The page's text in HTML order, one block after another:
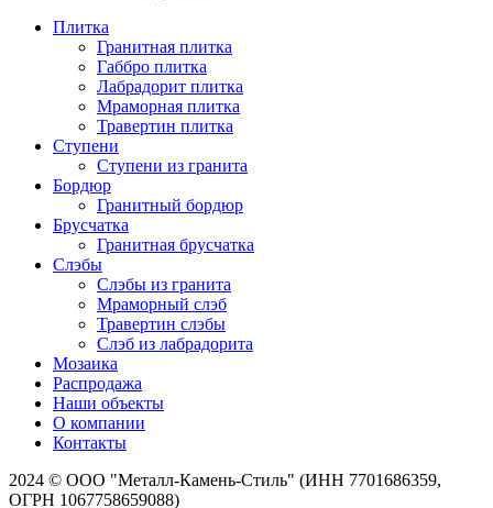
Плитка
Гранитная плитка
Габбро плитка
Лабрадорит плитка
Мраморная плитка
Травертин плитка
Ступени
Ступени из гранита
Бордюр
Гранитный бордюр
Брусчатка
Гранитная брусчатка
Слэбы
Слэбы из гранита
Мраморный слэб
Травертин слэбы
Слэб из лабрадорита
Мозаика
Распродажа
Наши объекты
О компании
Контакты
2024 © ООО "Металл-Камень-Стиль" (ИНН 7701686359,
ОГРН 1067758659088)